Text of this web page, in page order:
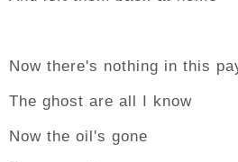
Now there's nothing in this
The ghost are all I know
Now the oil's gone